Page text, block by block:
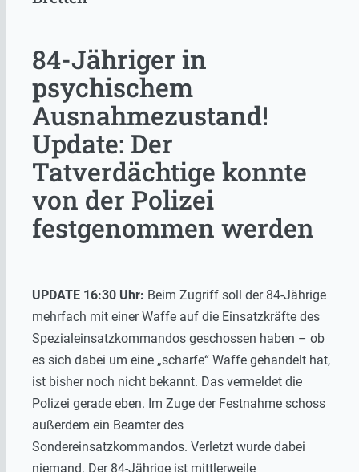
84-Jähriger in
psychischem
Ausnahmezustand!
Update: Der
Tatverdächtige konnte
von der Polizei
festgenommen werden
UPDATE 16:30 Uhr: Beim Zugriff soll der 84-Jährige
mehrfach mit einer Waffe auf die Einsatzkräfte des
Spezialeinsatzkommandos geschossen haben – ob
es sich dabei um eine „scharfe“ Waffe gehandelt hat,
ist bisher noch nicht bekannt. Das vermeldet die
Polizei gerade eben. Im Zuge der Festnahme schoss
außerdem ein Beamter des
Sondereinsatzkommandos. Verletzt wurde dabei
niemand. Der 84-Jährige ist mittlerweile